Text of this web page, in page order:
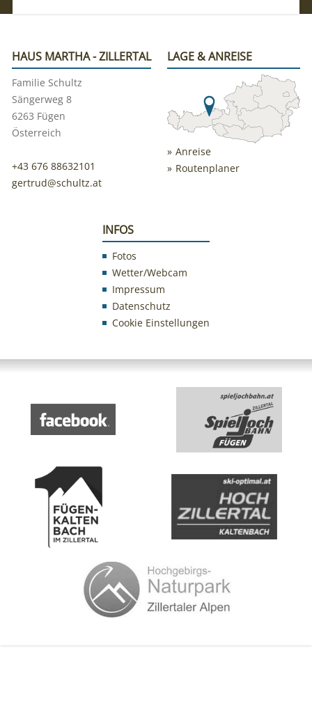
HAUS MARTHA - ZILLERTAL
Familie Schultz
Sängerweg 8
6263 Fügen
Österreich
+43 676 88632101
gertrud@schultz.at
LAGE & ANREISE
Anreise
Routenplaner
INFOS
Fotos
Wetter/Webcam
Impressum
Datenschutz
Cookie Einstellungen